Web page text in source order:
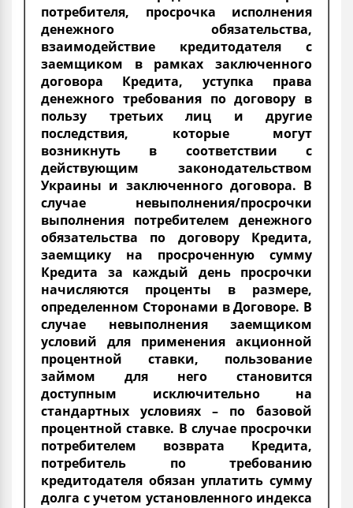
потребителя, просрочка исполнения
денежного обязательства,
взаимодействие кредитодателя с
заемщиком в рамках заключенного
договора Кредита, уступка права
денежного требования по договору в
пользу третьих лиц и другие
последствия, которые могут
возникнуть в соответствии с
действующим законодательством
Украины и заключенного договора. В
случае невыполнения/просрочки
выполнения потребителем денежного
обязательства по договору Кредита,
заемщику на просроченную сумму
Кредита за каждый день просрочки
начисляются проценты в размере,
определенном Сторонами в Договоре. В
случае невыполнения заемщиком
условий для применения акционной
процентной ставки, пользование
займом для него становится
доступным исключительно на
стандартных условиях – по базовой
процентной ставке. В случае просрочки
потребителем возврата Кредита,
потребитель по требованию
кредитодателя обязан уплатить сумму
долга с учетом установленного индекса